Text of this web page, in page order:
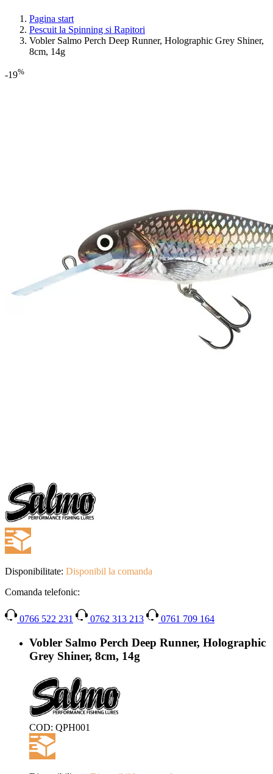
Pagina start
Pescuit la Spinning si Rapitori
Vobler Salmo Perch Deep Runner, Holographic Grey Shiner,
8cm, 14g
-19%
Disponibilitate: Disponibil la comanda
Comanda telefonic:
0766 522 231 0762 313 213 0761 709 164
Vobler Salmo Perch Deep Runner, Holographic
Grey Shiner, 8cm, 14g
COD: QPH001